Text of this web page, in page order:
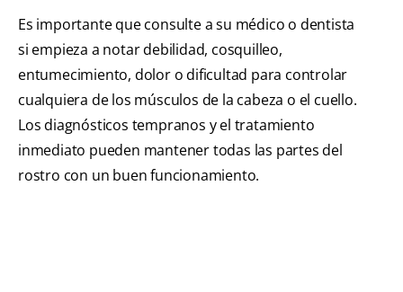
Es importante que consulte a su médico o dentista
si empieza a notar debilidad, cosquilleo,
entumecimiento, dolor o dificultad para controlar
cualquiera de los músculos de la cabeza o el cuello.
Los diagnósticos tempranos y el tratamiento
inmediato pueden mantener todas las partes del
rostro con un buen funcionamiento.